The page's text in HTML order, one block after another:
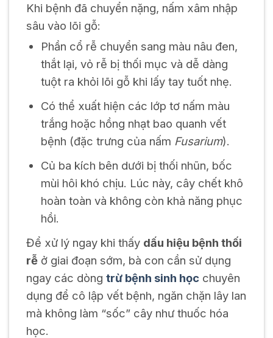
Khi bệnh đã chuyển nặng, nấm xâm nhập
sâu vào lõi gỗ:
Phần cổ rễ chuyển sang màu nâu đen,
thắt lại, vỏ rễ bị thối mục và dễ dàng
tuột ra khỏi lõi gỗ khi lấy tay tuốt nhẹ.
Có thể xuất hiện các lớp tơ nấm màu
trắng hoặc hồng nhạt bao quanh vết
bệnh (đặc trưng của nấm Fusarium).
Củ ba kích bên dưới bị thối nhũn, bốc
mùi hôi khó chịu. Lúc này, cây chết khô
hoàn toàn và không còn khả năng phục
hồi.
Để xử lý ngay khi thấy dấu hiệu bệnh thối
rễở giai đoạn sớm, bà con cần sử dụng
ngay các dòng trừ bệnh sinh họcchuyên
dụng để cô lập vết bệnh, ngăn chặn lây lan
mà không làm “sốc” cây như thuốc hóa
học.